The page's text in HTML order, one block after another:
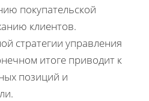
покупательской
клиентов.
стратегии управления
итоге приводит к
позиций и